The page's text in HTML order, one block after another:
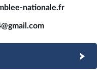
nationale.fr